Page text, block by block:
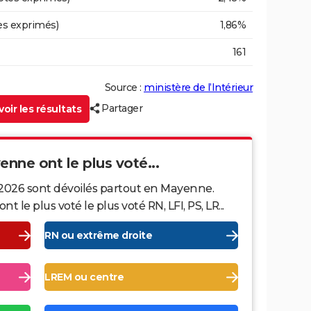
exprimés) 1,86%
161
Source : ministère de l’Intérieur
les résultats
Partager
ont le plus voté...
sont dévoilés partout en Mayenne.
le plus voté le plus voté RN, LFI, PS, LR...
RN ou extrême droite
LREM ou centre